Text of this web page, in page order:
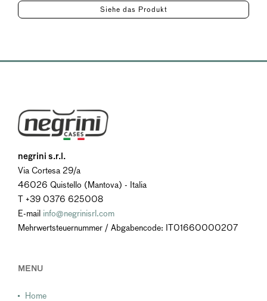
Siehe das Produkt
negrini s.r.l.
Via Cortesa 29/a
46026 Quistello (Mantova) - Italia
T +39 0376 625008
E-mail info@negrinisrl.com
Mehrwertsteuernummer / Abgabencode: IT01660000207
MENU
Home